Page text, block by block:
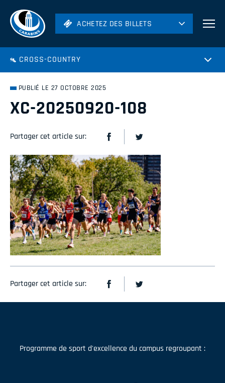
ACHETEZ DES BILLETS
Hockey
ACHETEZ DES BILLETS
CROSS-COUNTRY
PUBLIÉ LE 27 OCTOBRE 2025
XC-20250920-108
Partager cet article sur:
Partager cet article sur:
Programme de sport d'excellence du campus regroupant :